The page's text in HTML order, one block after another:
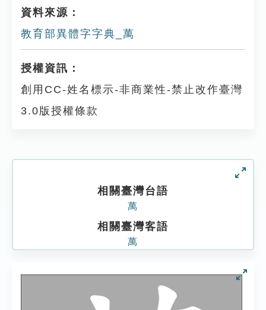
資料來源：
教育部異體字字典_萬
授權資訊：
創用CC-姓名標示-非商業性-禁止改作臺灣
3.0版授權條款
相關臺灣台語
萬
相關臺灣客語
萬